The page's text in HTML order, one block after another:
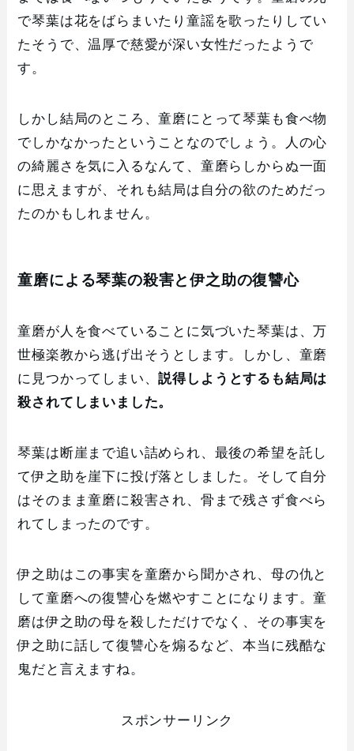
で琴葉は花をばらまいたり童謡を歌ったりしてい
たそうで、温厚で慈愛が深い女性だったようで
す。
しかし結局のところ、童磨にとって琴葉も食べ物
でしかなかったということなのでしょう。人の心
の綺麗さを気に入るなんて、童磨らしからぬ一面
に思えますが、それも結局は自分の欲のためだっ
たのかもしれません。
童磨による琴葉の殺害と伊之助の復讐心
童磨が人を食べていることに気づいた琴葉は、万
世極楽教から逃げ出そうとします。しかし、童磨
に見つかってしまい、説得しようとするも結局は
殺されてしまいました。
琴葉は断崖まで追い詰められ、最後の希望を託し
て伊之助を崖下に投げ落としました。そして自分
はそのまま童磨に殺害され、骨まで残さず食べら
れてしまったのです。
伊之助はこの事実を童磨から聞かされ、母の仇と
して童磨への復讐心を燃やすことになります。童
磨は伊之助の母を殺しただけでなく、その事実を
伊之助に話して復讐心を煽るなど、本当に残酷な
鬼だと言えますね。
スポンサーリンク